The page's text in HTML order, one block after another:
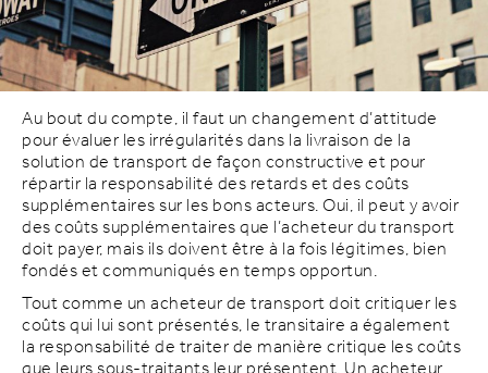
Au bout du compte, il faut un changement d’attitude
pour évaluer les irrégularités dans la livraison de la
solution de transport de façon constructive et pour
répartir la responsabilité des retards et des coûts
supplémentaires sur les bons acteurs. Oui, il peut y avoir
des coûts supplémentaires que l’acheteur du transport
doit payer, mais ils doivent être à la fois légitimes, bien
fondés et communiqués en temps opportun.
Tout comme un acheteur de transport doit critiquer les
coûts qui lui sont présentés, le transitaire a également
la responsabilité de traiter de manière critique les coûts